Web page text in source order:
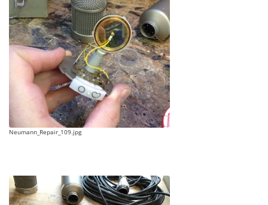
Neumann_Repair_109.jpg